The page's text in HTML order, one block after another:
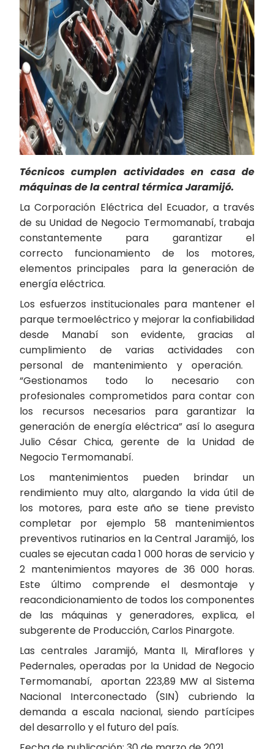
Técnicos cumplen actividades en casa de
máquinas de la central térmica Jaramijó.
La Corporación Eléctrica del Ecuador, a través
de su Unidad de Negocio Termomanabí, trabaja
constantemente para garantizar el
correcto funcionamiento de los motores,
elementos principales para la generación de
energía eléctrica.
Los esfuerzos institucionales para mantener el
parque termoeléctrico y mejorar la confiabilidad
desde Manabí son evidente, gracias al
cumplimiento de varias actividades con
personal de mantenimiento y operación.
“Gestionamos todo lo necesario con
profesionales comprometidos para contar con
los recursos necesarios para garantizar la
generación de energía eléctrica” así lo asegura
Julio César Chica, gerente de la Unidad de
Negocio Termomanabí.
Los mantenimientos pueden brindar un
rendimiento muy alto, alargando la vida útil de
los motores, para este año se tiene previsto
completar por ejemplo 58 mantenimientos
preventivos rutinarios en la Central Jaramijó, los
cuales se ejecutan cada 1 000 horas de servicio y
2 mantenimientos mayores de 36 000 horas.
Este último comprende el desmontaje y
reacondicionamiento de todos los componentes
de las máquinas y generadores, explica, el
subgerente de Producción, Carlos Pinargote.
Las centrales Jaramijó, Manta II, Miraflores y
Pedernales, operadas por la Unidad de Negocio
Termomanabí, aportan 223,89 MW al Sistema
Nacional Interconectado (SIN) cubriendo la
demanda a escala nacional, siendo partícipes
del desarrollo y el futuro del país.